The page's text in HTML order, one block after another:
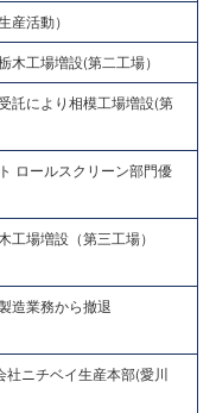
産活動）
木工場増設(第二工場）
託により相模工場増設(第
ロールスクリーン部門優
工場増設（第三工場）
造業務から撤退
ニチベイ生産本部(愛川